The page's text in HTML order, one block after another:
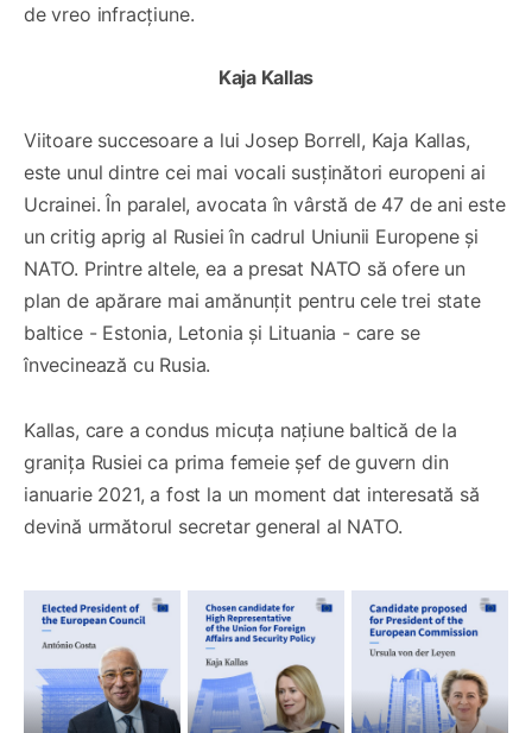
de vreo infracțiune.
Kaja Kallas
Viitoare succesoare a lui Josep Borrell, Kaja Kallas,
este unul dintre cei mai vocali susținători europeni ai
Ucrainei. În paralel, avocata în vârstă de 47 de ani este
un critig aprig al Rusiei în cadrul Uniunii Europene și
NATO. Printre altele, ea a presat NATO să ofere un
plan de apărare mai amănunțit pentru cele trei state
baltice - Estonia, Letonia și Lituania - care se
învecinează cu Rusia.
Kallas, care a condus micuța națiune baltică de la
granița Rusiei ca prima femeie șef de guvern din
ianuarie 2021, a fost la un moment dat interesată să
devină următorul secretar general al NATO.